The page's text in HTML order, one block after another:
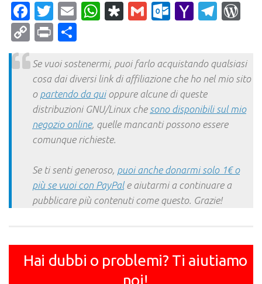
Facebook
Twitter
EmailWhatsApp
Diaspora
Gmail Yahoo
CopyPrint
Se vuoi sostenermi, puoi farlo acquistando qualsiasi
cosa dai diversi link di affiliazione che ho nel mio sito
o partendo da quioppure alcune di queste
distribuzioni GNU/Linux che sono disponibili sul mio
negozio online, quelle mancanti possono essere
comunque richieste.
Se ti senti generoso, puoi anche donarmi solo 1€ o
più se vuoi con PayPale aiutarmi a continuare a
pubblicare più contenuti come questo. Grazie!
Hai dubbi o problemi? Ti aiutiamo
noi!